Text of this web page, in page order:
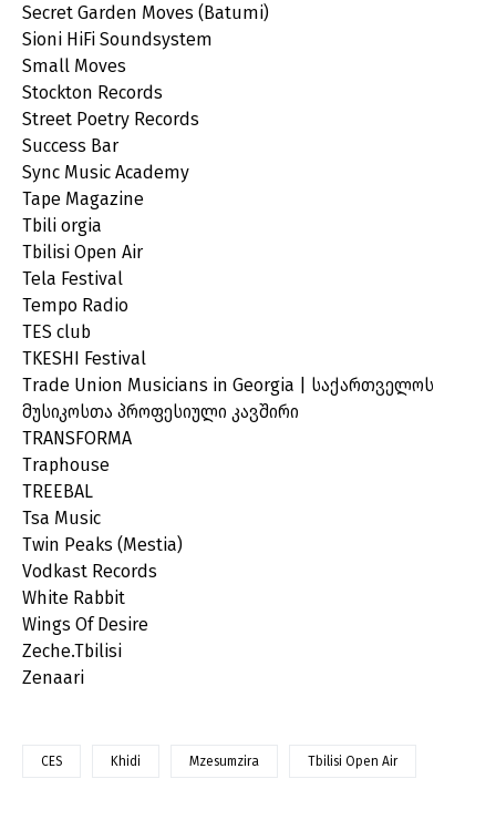
Secret Garden Moves (Batumi)
Sioni HiFi Soundsystem
Small Moves
Stockton Records
Street Poetry Records
Success Bar
Sync Music Academy
Tape Magazine
Tbili orgia
Tbilisi Open Air
Tela Festival
Tempo Radio
TES club
TKESHI Festival
Trade Union Musicians in Georgia | საქართველოს
მუსიკოსთა პროფესიული კავშირი
TRANSFORMA
Traphouse
TREEBAL
Tsa Music
Twin Peaks (Mestia)
Vodkast Records
White Rabbit
Wings Of Desire
Zeche.Tbilisi
Zenaari
CES Khidi Mzesumzira Tbilisi Open Air